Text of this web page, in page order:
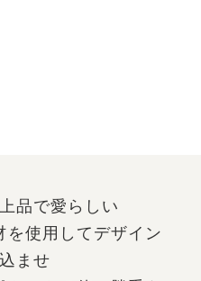
品で愛らしい
使用してデザイン
ませ